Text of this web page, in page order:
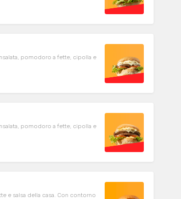
pomodoro a fette, cipolla e
pomodoro a fette, cipolla e
e salsa della casa. Con contorno